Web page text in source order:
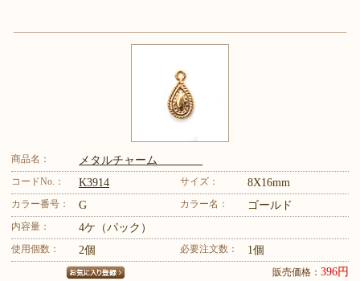
商品名： メタルチャーム
コードNo.： K3914 サイズ： 8X16mm
カラー番号： G カラー名： ゴールド
内容量： 4ケ（パック）
使用個数： 2個 必要注文数： 1個
販売価格： 396円